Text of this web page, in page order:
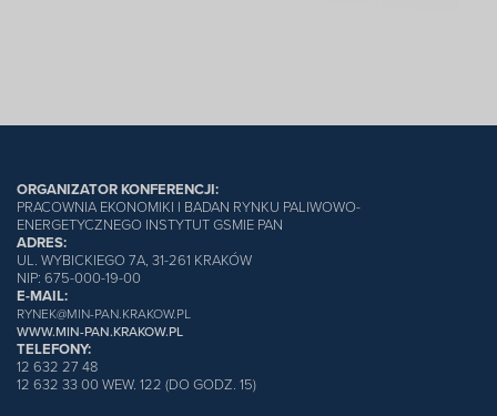
ORGANIZATOR KONFERENCJI:
PRACOWNIA EKONOMIKI I BADAN RYNKU PALIWOWO-
ENERGETYCZNEGO INSTYTUT GSMIE PAN
ADRES:
UL. WYBICKIEGO 7A, 31-261 KRAKÓW
NIP: 675-000-19-00
E-MAIL:
RYNEK@MIN-PAN.KRAKOW.PL
WWW.MIN-PAN.KRAKOW.PL
TELEFONY:
12 632 27 48
12 632 33 00 WEW. 122 (DO GODZ. 15)